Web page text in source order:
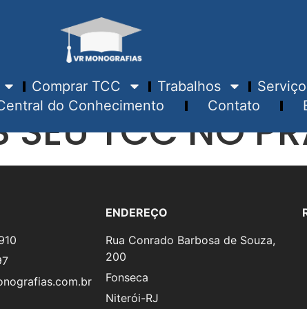
Comprar TCC Trabalhos
do Conhecimento Contato
SEU TCC NO
ENDEREÇO
Rua Conrado Barbosa de Souza,
200
Fonseca
Niterói-RJ